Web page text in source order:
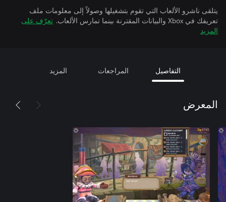
يتلقى ناشرو الألعاب التي تقوم بتشغيلها وصولاً إلى معلومات ملف
تعريفك في Xbox والبيانات المقترنة بينما تمارس الألعاب.
تعرّف على
المزيد
التفاصيل المراجعات المزيد
المعرض